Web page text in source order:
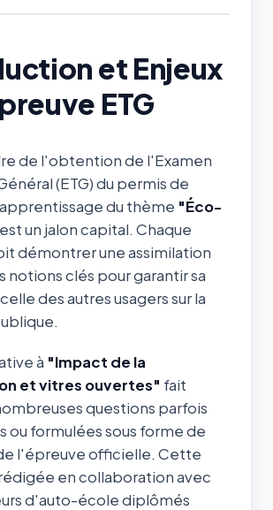
et Enjeux
ETG
de l'obtention de l'Examen
(ETG) du permis de
du thème "Éco-
est un jalon capital. Chaque
démontrer une assimilation
notions clés pour garantir sa
des autres usagers sur la
à "Impact de la
et vitres ouvertes" fait
questions parfois
ou formulées sous forme de
l'épreuve officielle. Cette
en collaboration avec
d'auto-école diplômés